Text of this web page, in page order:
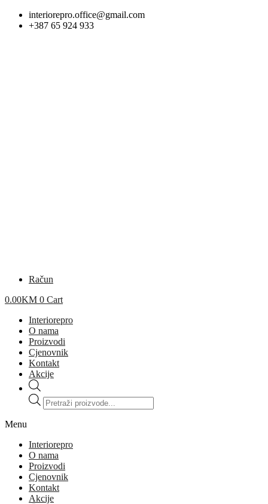
Skip
interiorepro.office@gmail.com
+387 65 924 933
Račun
0.00KM 0 Cart
Interiorepro
O nama
Proizvodi
Cjenovnik
Kontakt
Akcije
Products
search
Menu
Interiorepro
O nama
Proizvodi
Cjenovnik
Kontakt
Akcije